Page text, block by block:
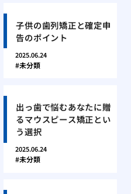
子供の歯列矯正と確定申
告のポイント
2025.06.24
未分類
出っ歯で悩むあなたに贈
るマウスピース矯正とい
う選択
2025.06.24
未分類